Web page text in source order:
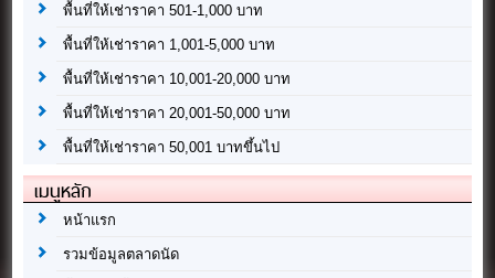
พื้นที่ให้เช่าราคา 501-1,000 บาท
พื้นที่ให้เช่าราคา 1,001-5,000 บาท
พื้นที่ให้เช่าราคา 10,001-20,000 บาท
พื้นที่ให้เช่าราคา 20,001-50,000 บาท
พื้นที่ให้เช่าราคา 50,001 บาทขึ้นไป
เมนูหลัก
หน้าแรก
รวมข้อมูลตลาดนัด